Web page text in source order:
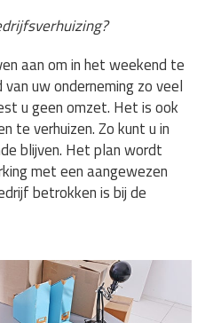
aan om in het weekend te
uw onderneming zo veel
u geen omzet. Het is ook
te verhuizen. Zo kunt u in
blijven. Het plan wordt
met een aangewezen
betrokken is bij de